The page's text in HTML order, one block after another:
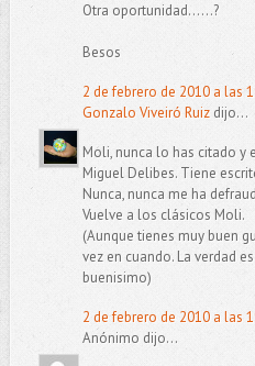
Otra oportunidad......?
Besos
2 de febrero de 2010 a las
Gonzalo Viveiró Ruizdijo...
Moli, nunca lo has citado y
Miguel Delibes. Tiene
Nunca, nunca me ha
Vuelve a los clásicos Moli.
(Aunque tienes muy buen
vez en cuando. La verdad
buenisimo)
2 de febrero de 2010 a las
Anónimo dijo...